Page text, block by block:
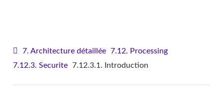
7. Architecture détaillée 7.12. Processing
7.12.3. Securite 7.12.3.1. Introduction